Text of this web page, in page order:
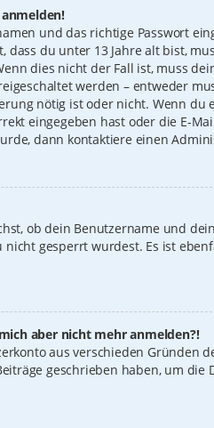
und das richtige Passwort
du unter 13 Jahre alt bist,
dies nicht der Fall ist, muss
werden – entweder
nötig ist oder nicht. Wenn
eingegeben hast oder die E-
dann kontaktiere einen
ob dein Benutzername und
gesperrt wurdest. Es ist
aber nicht mehr anmelden?!
aus verschieden Gründen
geschrieben haben, um